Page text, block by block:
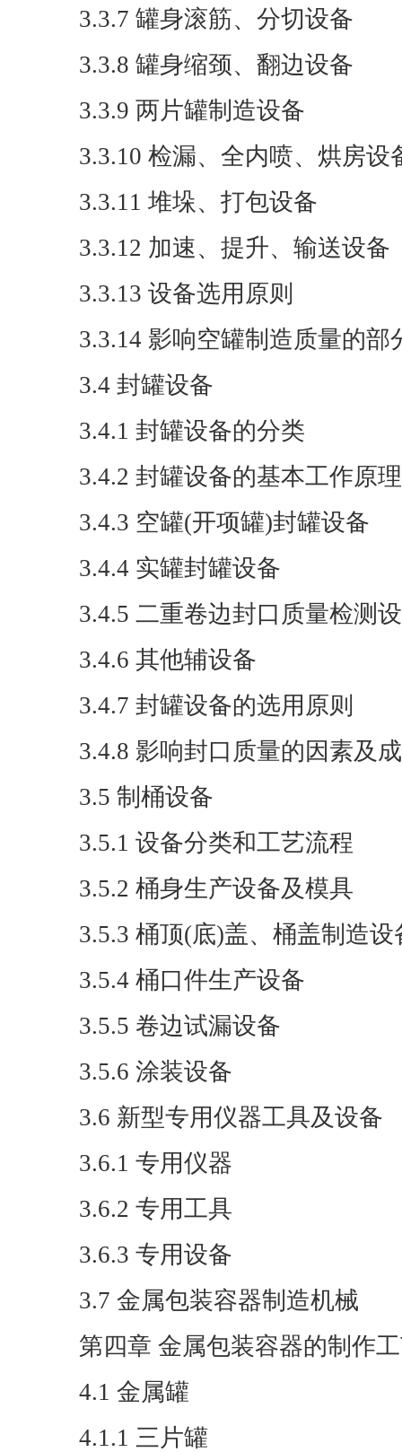
3.3.7 罐身滚筋、分切设备
3.3.8 罐身缩颈、翻边设备
3.3.9 两片罐制造设备
3.3.10 检漏、全内喷、烘房设
3.3.11 堆垛、打包设备
3.3.12 加速、提升、输送设备
3.3.13 设备选用原则
3.3.14 影响空罐制造质量的部
3.4 封罐设备
3.4.1 封罐设备的分类
3.4.2 封罐设备的基本工作原
3.4.3 空罐(开项罐)封罐设备
3.4.4 实罐封罐设备
3.4.5 二重卷边封口质量检测
3.4.6 其他辅设备
3.4.7 封罐设备的选用原则
3.4.8 影响封口质量的因素及
3.5 制桶设备
3.5.1 设备分类和工艺流程
3.5.2 桶身生产设备及模具
3.5.3 桶顶(底)盖、桶盖制造设
3.5.4 桶口件生产设备
3.5.5 卷边试漏设备
3.5.6 涂装设备
3.6 新型专用仪器工具及设备
3.6.1 专用仪器
3.6.2 专用工具
3.6.3 专用设备
3.7 金属包装容器制造机械
第四章 金属包装容器的制作
4.1 金属罐
4.1.1 三片罐